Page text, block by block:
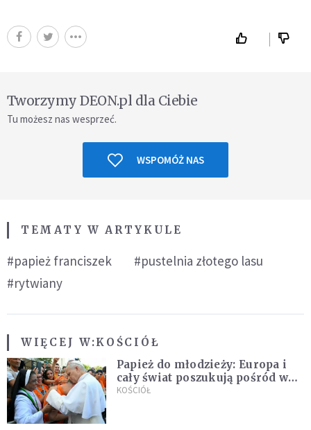
Tworzymy DEON.pl dla Ciebie
Tu możesz nas wesprzeć.
WSPOMÓŻ NAS
TEMATY W ARTYKULE
#papież franciszek
#pustelnia złotego lasu
#rytwiany
WIĘCEJ W:KOŚCIÓŁ
Papież do młodzieży: Europa i
cały świat poszukują pośród was
nowych świętych
KOŚCIÓŁ